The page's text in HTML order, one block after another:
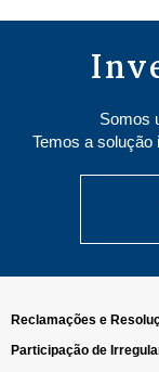
Somos
Temos a solução
Reclamações e
Participação de